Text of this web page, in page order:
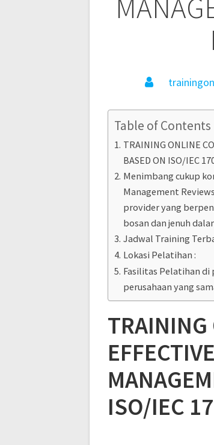
Table of Contents
TRAINING ONLINE
BASED ON ISO/IEC
Menimbang cukup
Management
provider yang
bosan dan jenuh
Jadwal Training
Lokasi Pelatihan :
Fasilitas Pelatihan di
perusahaan yang
ISO/IEC